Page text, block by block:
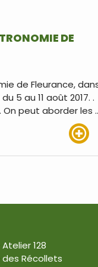
DE
de Fleurance,
5 au 11 août 2017. .
On peut aborder les
Atelier 128
des Récollets